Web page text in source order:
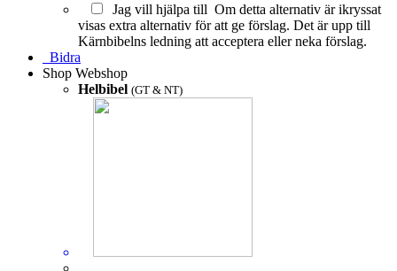
Jag vill hjälpa till Om detta alternativ är ikryssat
visas extra alternativ för att ge förslag. Det är upp till
Kärnbibelns ledning att acceptera eller neka förslag.
Bidra
Shop Webshop
Helbibel (GT & NT)